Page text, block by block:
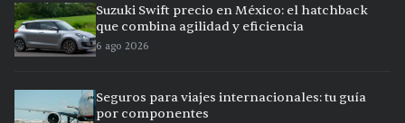
Suzuki Swift precio en México: el hatchback
que combina agilidad y eficiencia
6 ago 2026
Seguros para viajes internacionales: tu guía
por componentes